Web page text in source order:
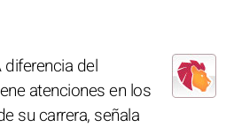
diferencia del
atenciones en los
su carrera, señala